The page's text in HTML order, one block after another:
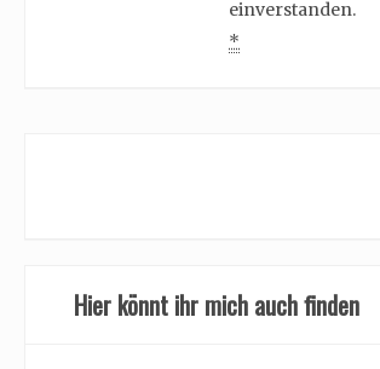
einverstanden.
*
Hier könnt ihr mich auch finden